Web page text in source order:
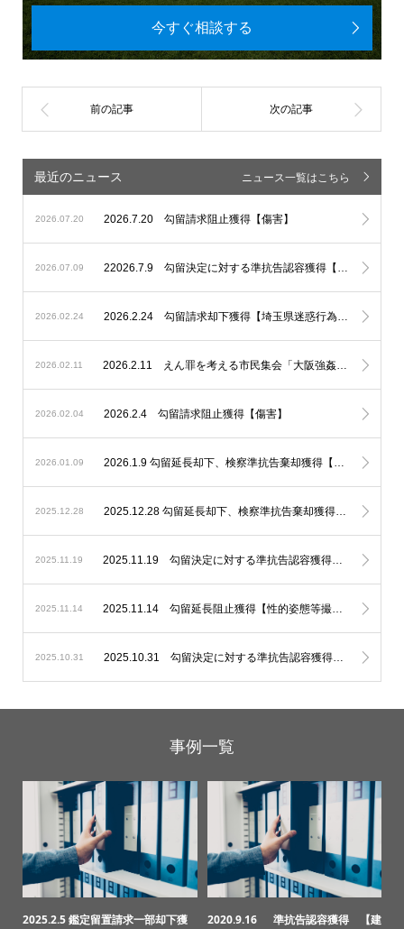
今すぐ相談する
最近のニュース ニュース一覧はこちら
2026.07.20 2026.7.20 勾留請求阻止獲得【傷害】
2026.07.09 22026.7.9 勾留決定に対する準抗告認容獲得【埼玉県迷惑行為防止条例違反】
2026.02.24 2026.2.24 勾留請求却下獲得【埼玉県迷惑行為防止条例違反、性的姿態等撮影】
2026.02.11 2026.2.11 えん罪を考える市民集会「大阪強姦虚偽証言事件を題材に」基調講演講師、パネルディスカッションコーディネーターとして登壇いたしました。
2026.02.04 2026.2.4 勾留請求阻止獲得【傷害】
2026.01.09 2026.1.9 勾留延長却下、検察準抗告棄却獲得【不同意性交等】
2025.12.28 2025.12.28 勾留延長却下、検察準抗告棄却獲得【未成年者誘拐】
2025.11.19 2025.11.19 勾留決定に対する準抗告認容獲得【住居侵入】
2025.11.14 2025.11.14 勾留延長阻止獲得【性的姿態等撮影】
2025.10.31 2025.10.31 勾留決定に対する準抗告認容獲得【窃盗】
事例一覧
2025.2.5 鑑定留置請求一部却下獲
2020.9.16 準抗告認容獲得 【建